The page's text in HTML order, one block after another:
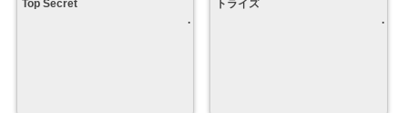
Top Secret トライズ